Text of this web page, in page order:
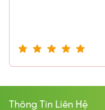
Mạng di dộng
Thông Tin Liên Hệ